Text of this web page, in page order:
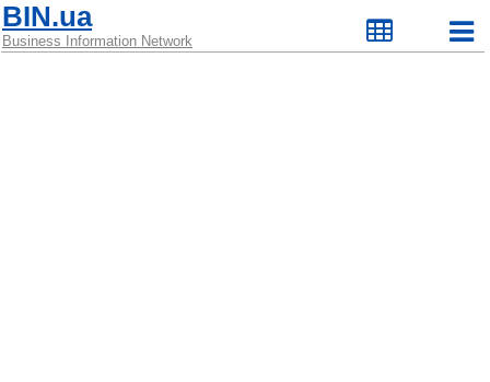
BIN.ua
Business Information Network